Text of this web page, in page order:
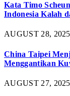
Kata Timo
Indonesia Kalah
AUGUST 28, 2025
China Taipei
Menggantikan
AUGUST 27, 2025